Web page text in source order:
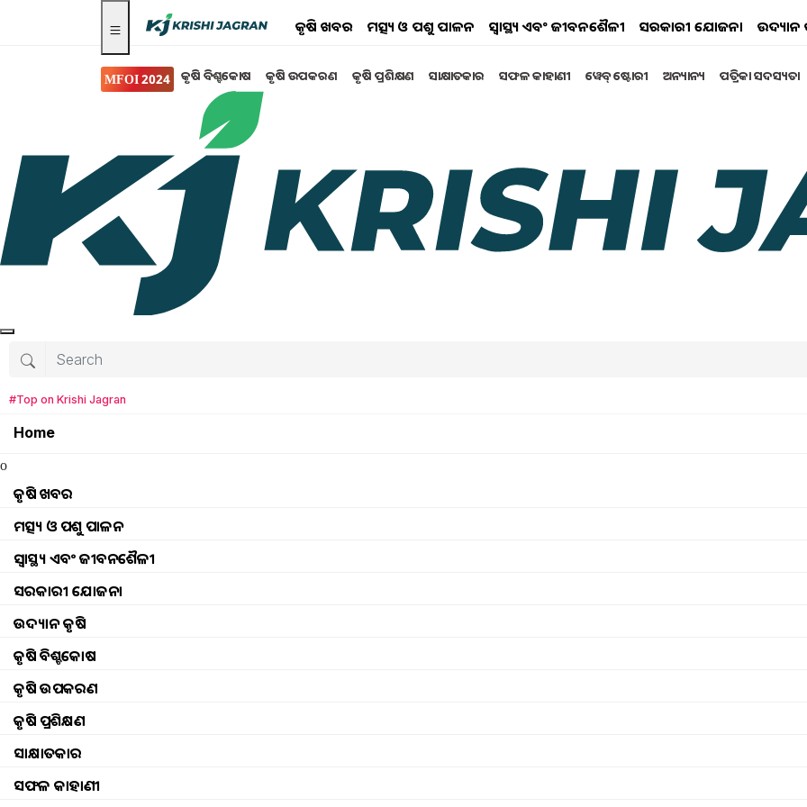
କୃଷି ଖବର ମତ୍ସ୍ୟ ଓ ପଶୁ ପାଳନ ସ୍ୱାସ୍ଥ୍ୟ ଏବଂ ଜୀବନଶୈଳୀ ସରକାରୀ ଯୋଜନା ଉଦ୍ୟାନ
MFOI 2024 କୃଷି ବିଶ୍ବକୋଷ କୃଷି ଉପକରଣ କୃଷି ପ୍ରଶିକ୍ଷଣ ସାକ୍ଷାତକାର ସଫଳ କାହାଣୀ ୱେବ୍ ଷ୍ଟୋରୀ ଅନ୍ୟାନ୍ୟ ପତ୍ରିକା ସଦସ୍ୟତା
#Top on Krishi Jagran
Home
o
କୃଷି ଖବର
ମତ୍ସ୍ୟ ଓ ପଶୁ ପାଳନ
ସ୍ୱାସ୍ଥ୍ୟ ଏବଂ ଜୀବନଶୈଳୀ
ସରକାରୀ ଯୋଜନା
ଉଦ୍ୟାନ କୃଷି
କୃଷି ବିଶ୍ବକୋଷ
କୃଷି ଉପକରଣ
କୃଷି ପ୍ରଶିକ୍ଷଣ
ସାକ୍ଷାତକାର
ସଫଳ କାହାଣୀ
ସରକାରୀ ସ୍କିମ
PM Fasal Bima Yojana: ଏହି ଡକ୍ୟୁମେଣ୍ଟ ଥିଲେ
ମିଳିବ ପ୍ରଧାନ ମନ୍ତ୍ରୀ ଫସଲ ବୀମା ଯୋଜନାର ଲାଭ
ଭାରତ ସରକାରଙ୍କ ପ୍ରଧାନମନ୍ତ୍ରୀ ଫସଲ ବୀମା ଯୋଜନା କୃଷକମାନଙ୍କୁ ସୁରକ୍ଷା ପ୍ରଦାନ କରିବାରେ ଏକ ମହତ୍ତ୍ୱପୂର୍ଣ୍ଣ ଭୂମିକା